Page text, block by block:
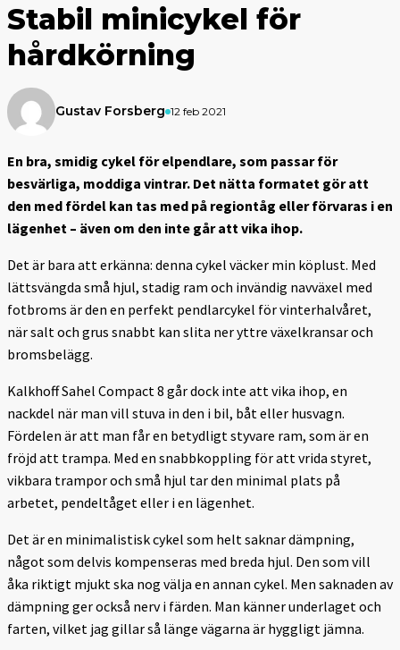
Stabil minicykel för
hårdkörning
Gustav Forsberg 12 feb 2021
En bra, smidig cykel för elpendlare, som passar för
besvärliga, moddiga vintrar. Det nätta formatet gör att
den med fördel kan tas med på regiontåg eller förvaras i en
lägenhet – även om den inte går att vika ihop.
Det är bara att erkänna: denna cykel väcker min köplust. Med
lättsvängda små hjul, stadig ram och invändig navväxel med
fotbroms är den en perfekt pendlarcykel för vinterhalvåret,
när salt och grus snabbt kan slita ner yttre växelkransar och
bromsbelägg.
Kalkhoff Sahel Compact 8 går dock inte att vika ihop, en
nackdel när man vill stuva in den i bil, båt eller husvagn.
Fördelen är att man får en betydligt styvare ram, som är en
fröjd att trampa. Med en snabbkoppling för att vrida styret,
vikbara trampor och små hjul tar den minimal plats på
arbetet, pendeltåget eller i en lägenhet.
Det är en minimalistisk cykel som helt saknar dämpning,
något som delvis kompenseras med breda hjul. Den som vill
åka riktigt mjukt ska nog välja en annan cykel. Men saknaden av
dämpning ger också nerv i färden. Man känner underlaget och
farten, vilket jag gillar så länge vägarna är hyggligt jämna.